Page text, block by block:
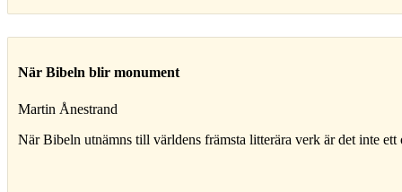
När Bibeln blir monument
Martin Ånestrand
När Bibeln utnämns till världens främsta litterära verk är det inte